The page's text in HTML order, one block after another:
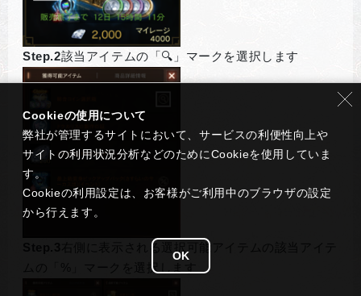
Step.2該当アイテムの「🔍」マークを選択します
右側に表示される選択可能アイテムの該当アイテ
ムの「%」マークを選択します
Cookieの使用について
弊社が管理するサイトにおいて、サービスの利便性向上や
サイトの利用状況分析などのためにCookieを使用していま
す。
Cookieの利用設定は、お客様がご利用中のブラウザの設定
から行えます。
OK